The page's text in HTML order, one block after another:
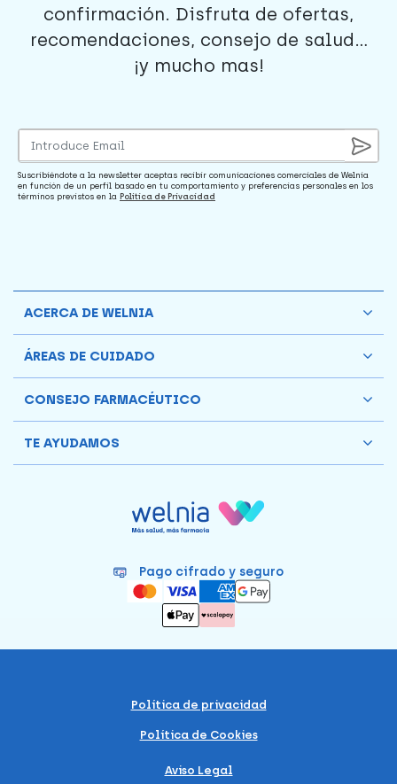
confirmación. Disfruta de ofertas,
recomendaciones, consejo de salud...
¡y mucho mas!
Suscribiéndote a la newsletter aceptas recibir comunicaciones comerciales de Welnia
en función de un perfil basado en tu comportamiento y preferencias personales en los
términos previstos en la Política de Privacidad
Pago cifrado y seguro
ACERCA DE WELNIA
ÁREAS DE CUIDADO
CONSEJO FARMACÉUTICO
TE AYUDAMOS
Política de privacidad
Política de Cookies
Aviso Legal